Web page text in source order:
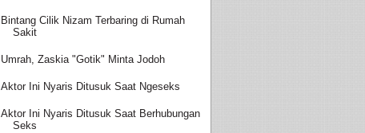
Bintang Cilik Nizam Terbaring di Rumah
Sakit
Umrah, Zaskia "Gotik" Minta Jodoh
Aktor Ini Nyaris Ditusuk Saat Ngeseks
Aktor Ini Nyaris Ditusuk Saat Berhubungan
Seks